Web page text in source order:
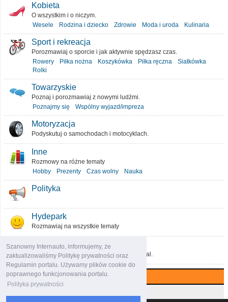
Szanowny Internauto, informujemy, że
zaktualizowaliśmy Politykę prywatności oraz
Regulamin portalu. Używamy plików cookie do
poprawnego funkcjonowania portalu.
Polityka prywatności
Kobieta
O wszystkim i o niczym.
Wesele
Rodzina i dziecko Zdrowie Moda i uroda Kulinaria
Sport i rekreacja
Porozmawiaj o sporcie i jak aktywnie spędzasz czas.
Rowery
Piłka nożna Koszykówka Piłka ręczna
Siatkówka
Rolki
Towarzyskie
Poznaj i porozmawiaj z nowymi ludźmi.
Poznajmy się
Wspólny wyjazd/impreza
Motoryzacja
Podyskutuj o samochodach i motocyklach.
Inne
Rozmowy na różne tematy
Hobby
Prezenty Czas wolny Nauka
Polityka
Hydepark
Rozmawiaj na wszystkie tematy
O portalu
Podziel się pomysłami, które ulepszą portal.
Najczęściej komentowane (7 dni)